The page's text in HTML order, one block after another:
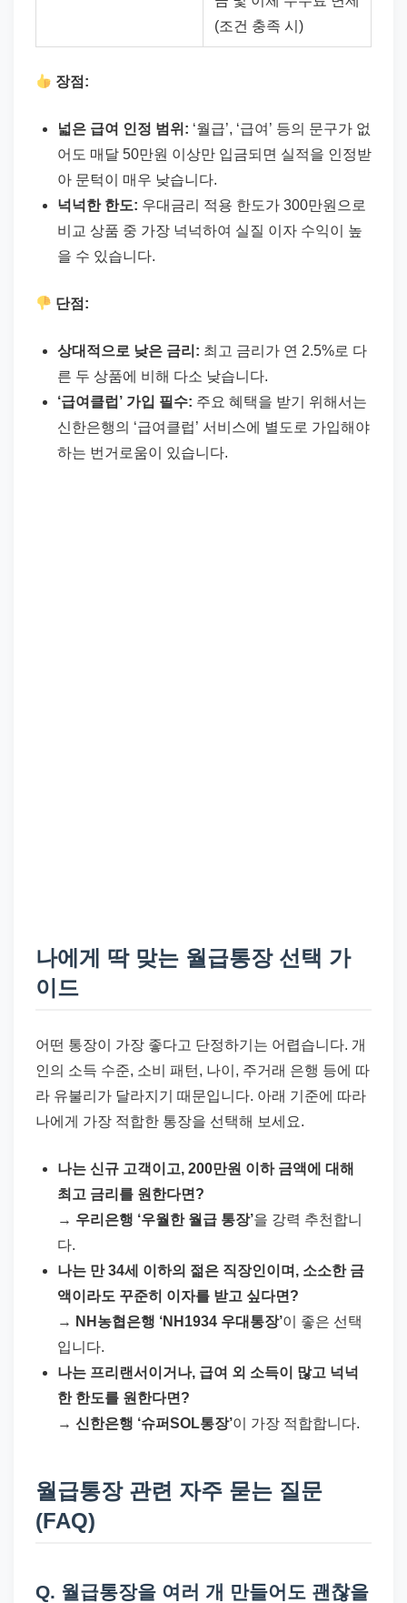
(조건 충족 시)
장점:
넓은 급여 인정 범위: ‘월급’, ‘급여’ 등의 문구가 없
어도 매달 50만원 이상만 입금되면 실적을 인정받
아 문턱이 매우 낮습니다.
넉넉한 한도: 우대금리 적용 한도가 300만원으로
비교 상품 중 가장 넉넉하여 실질 이자 수익이 높
을 수 있습니다.
단점:
상대적으로 낮은 금리: 최고 금리가 연 2.5%로 다
른 두 상품에 비해 다소 낮습니다.
‘급여클럽’ 가입 필수: 주요 혜택을 받기 위해서는
신한은행의 ‘급여클럽’ 서비스에 별도로 가입해야
하는 번거로움이 있습니다.
나에게 딱 맞는 월급통장 선택 가
이드
어떤 통장이 가장 좋다고 단정하기는 어렵습니다. 개
인의 소득 수준, 소비 패턴, 나이, 주거래 은행 등에 따
라 유불리가 달라지기 때문입니다. 아래 기준에 따라
나에게 가장 적합한 통장을 선택해 보세요.
나는 신규 고객이고, 200만원 이하 금액에 대해
최고 금리를 원한다면?
→ 우리은행 ‘우월한 월급 통장’을 강력 추천합니
다.
나는 만 34세 이하의 젊은 직장인이며, 소소한 금
액이라도 꾸준히 이자를 받고 싶다면?
→ NH농협은행 ‘NH1934 우대통장’이 좋은 선택
입니다.
나는 프리랜서이거나, 급여 외 소득이 많고 넉넉
한 한도를 원한다면?
→ 신한은행 ‘슈퍼SOL통장’이 가장 적합합니다.
월급통장 관련 자주 묻는 질문
(FAQ)
Q. 월급통장을 여러 개 만들어도 괜찮을